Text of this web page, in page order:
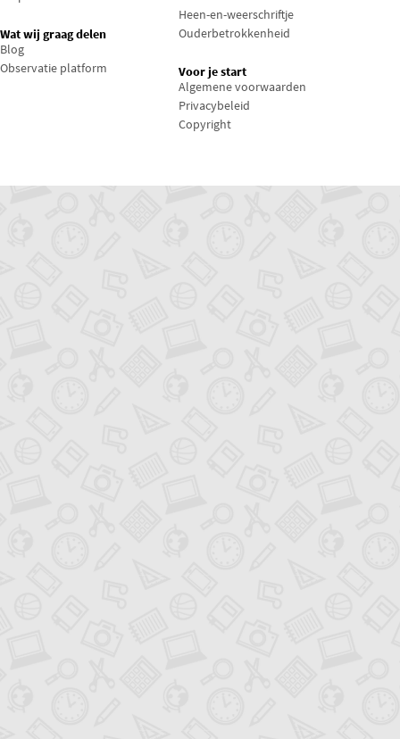
Wat wij graag delen
Blog
Observatie platform
Heen-en-weerschriftje
Ouderbetrokkenheid
Voor je start
Algemene voorwaarden
Privacybeleid
Copyright